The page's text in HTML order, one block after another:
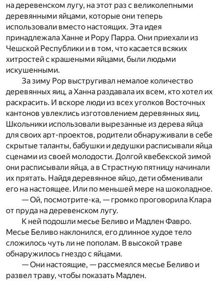
на дере­венском лугу, на этот раз с великолепными
деревянными яйцами, которые они теперь
использовали вместо настоящих. Эта идея
принадлежала Ханне и Рору Парра. Они приехали из
Чешской Республики и в том, что касается всяких
хитростей с крашеными яйцами, были людьми
искушенными.
За зиму Рор выстругивал немалое количество
деревянных яиц, а Ханна раздавала их всем, кто хотел их
раскрасить. И вскоре люди из всех уголков Восточных
кантонов увлеклись изготовлением деревянных яиц.
Школьники использовали вырезан­ные из дерева яйца
для своих арт-проектов, родители обнаружи­вали в себе
скрытые таланты, бабушки и дедушки расписывали яйца
сценами из своей молодости. Долгой квебекской зимой
они расписывали яйца, а в Страстную пятницу начинали
их прятать. Найдя деревянное яйцо, дети обменивали
его на настоящее. Или по меньшей мере на шоколадное.
— Ой, посмотрите-ка, — громко проговорила Клара
от пруда на деревенском лугу.
К ней подошли месье Беливо и Мадлен Фавро.
Месье Беливо наклонился, его длинное худое тело
сложилось чуть ли не пополам. В высокой траве
обнаружилось гнездо с яйцами.
— Они настоящие, — рассмеялся месье Беливо и
развел траву, чтобы показать Мадлен.